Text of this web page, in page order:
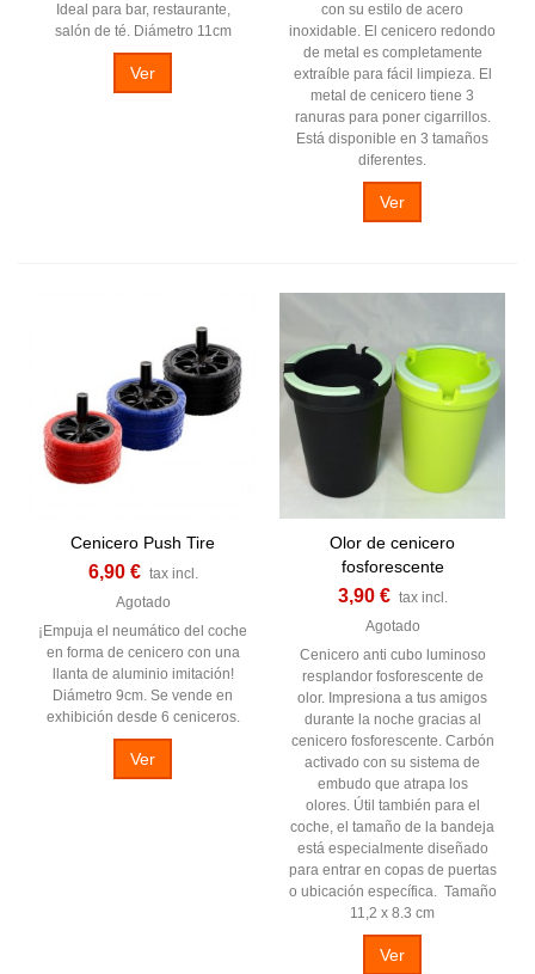
Ideal para bar, restaurante,
salón de té. Diámetro 11cm
Ver
con su estilo de acero
inoxidable. El cenicero redondo
de metal es completamente
extraíble para fácil limpieza. El
metal de cenicero tiene 3
ranuras para poner cigarrillos.
Está disponible en 3 tamaños
diferentes.
Ver
Cenicero Push Tire
6,90 € tax incl.
Agotado
¡Empuja el neumático del coche
en forma de cenicero con una
llanta de aluminio imitación!
Diámetro 9cm. Se vende en
exhibición desde 6 ceniceros.
Ver
Olor de cenicero
fosforescente
3,90 € tax incl.
Agotado
Cenicero anti cubo luminoso
resplandor fosforescente de
olor. Impresiona a tus amigos
durante la noche gracias al
cenicero fosforescente. Carbón
activado con su sistema de
embudo que atrapa los
olores. Útil también para el
coche, el tamaño de la bandeja
está especialmente diseñado
para entrar en copas de puertas
o ubicación específica. Tamaño
11,2 x 8.3 cm
Ver